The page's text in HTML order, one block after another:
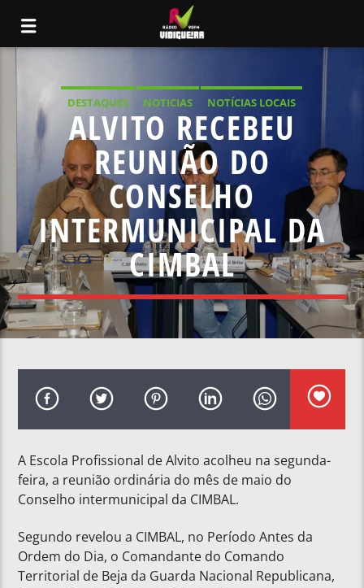
DESTAQUES NOTICIAS
NOTÍCIAS LOCAIS
NOTÍCIAS NACIONAIS
ALVITO RECEBEU
REUNIÃO DO
CONSELHO
INTERMUNICIPAL DA
CIMBAL
A Escola Profissional de Alvito acolheu na segunda-
feira, a reunião ordinária do mês de maio do
Conselho intermunicipal da CIMBAL.
Segundo revelou a CIMBAL, no Período Antes da
Ordem do Dia, o Comandante do Comando
Territorial de Beja da Guarda Nacional Republicana,